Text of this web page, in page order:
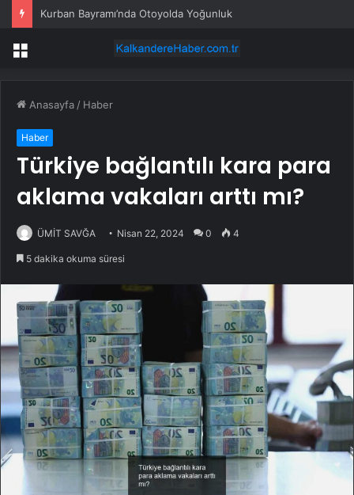
Kurban Bayramı’nda Otoyolda Yoğunluk
Menü
Anasayfa / Haber
Haber
Türkiye bağlantılı kara para
aklama vakaları arttı mı?
ÜMİT SAVĞA Nisan 22, 2024 0 4
5 dakika okuma süresi